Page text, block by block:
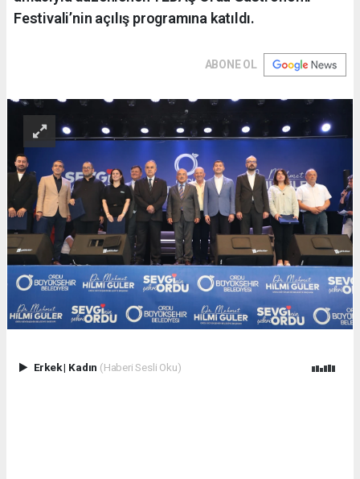
Festivali’nin açılış programına katıldı.
ABONE OL
Erkek| Kadın (Haberi Sesli Oku)